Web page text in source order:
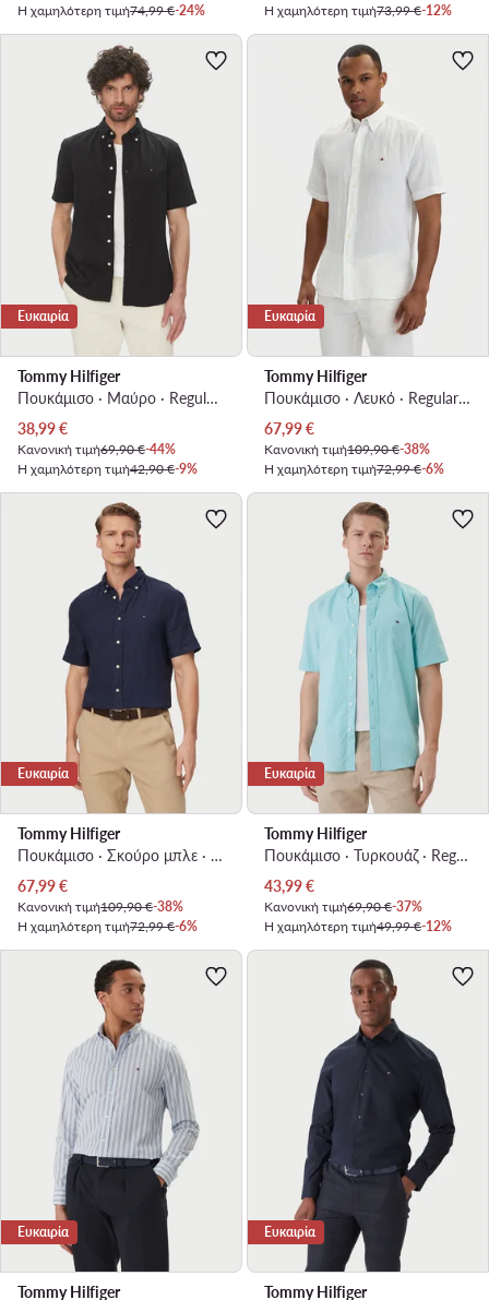
Η χαμηλότερη τιμή74,99 €-24%
Η χαμηλότερη τιμή73,99 €-12%
Ευκαιρία
Tommy Hilfiger
Πουκάμισο · Μαύρο · Regular Fit
Τρέχουσα τιμή
38,99€
Κανονική τιμή69,90 €-44%
Η χαμηλότερη τιμή42,90 €-9%
Ευκαιρία
Tommy Hilfiger
Πουκάμισο · Λευκό · Regular Fit
Τρέχουσα τιμή
67,99€
Κανονική τιμή109,90 €-38%
Η χαμηλότερη τιμή72,99 €-6%
Ευκαιρία
Tommy Hilfiger
Πουκάμισο · Σκούρο μπλε · Regular Fit
Τρέχουσα τιμή
67,99€
Κανονική τιμή109,90 €-38%
Η χαμηλότερη τιμή72,99 €-6%
Ευκαιρία
Tommy Hilfiger
Πουκάμισο · Τυρκουάζ · Regular Fit
Τρέχουσα τιμή
43,99€
Κανονική τιμή69,90 €-37%
Η χαμηλότερη τιμή49,99 €-12%
Ευκαιρία
Tommy Hilfiger
Ευκαιρία
Tommy Hilfiger